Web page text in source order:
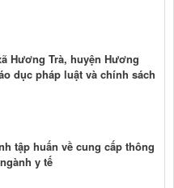
Hương Trà, huyện Hương
dục pháp luật và chính sách
tập huấn về cung cấp thông
y tế